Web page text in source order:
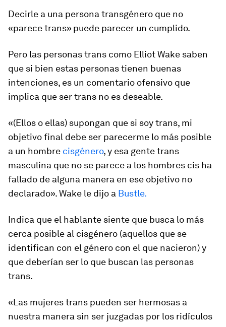
Decirle a una persona transgénero que no
«parece trans» puede parecer un cumplido.
Pero las personas trans como Elliot Wake saben
que si bien estas personas tienen buenas
intenciones, es un comentario ofensivo que
implica que ser trans no es deseable.
«(Ellos o ellas) supongan que si soy trans, mi
objetivo final debe ser parecerme lo más posible
a un hombre cisgénero, y esa gente trans
masculina que no se parece a los hombres cis ha
fallado de alguna manera en ese objetivo no
declarado». Wake le dijo a Bustle.
Indica que el hablante siente que busca lo más
cerca posible al cisgénero (aquellos que se
identifican con el género con el que nacieron) y
que deberían ser lo que buscan las personas
trans.
«Las mujeres trans pueden ser hermosas a
nuestra manera sin ser juzgadas por los ridículos